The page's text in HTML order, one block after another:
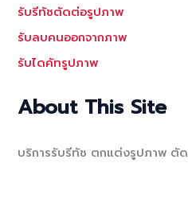
รับรีทัชตัดต่อรูปภาพ
รับลบคนออกจากภาพ
รับไดคัทรูปภาพ
About This Site
บริการรับรีทัช ตกแต่งรูปภาพ ตั